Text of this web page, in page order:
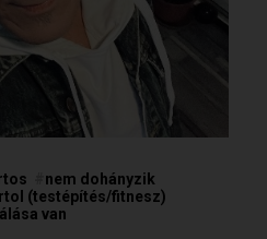
nem dohányzik
(testépítés/fitnesz)
van